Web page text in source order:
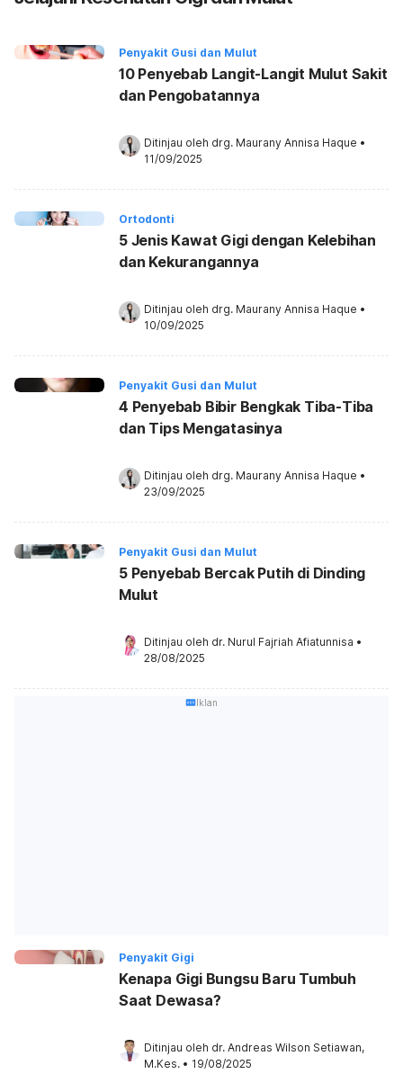
Penyakit Gusi dan Mulut
10 Penyebab Langit-Langit Mulut Sakit
dan Pengobatannya
Ditinjau oleh drg. Maurany Annisa Haque •
11/09/2025
Ortodonti
5 Jenis Kawat Gigi dengan Kelebihan
dan Kekurangannya
Ditinjau oleh drg. Maurany Annisa Haque •
10/09/2025
Penyakit Gusi dan Mulut
4 Penyebab Bibir Bengkak Tiba-Tiba
dan Tips Mengatasinya
Ditinjau oleh drg. Maurany Annisa Haque •
23/09/2025
Penyakit Gusi dan Mulut
5 Penyebab Bercak Putih di Dinding
Mulut
Ditinjau oleh dr. Nurul Fajriah Afiatunnisa •
28/08/2025
Iklan
Penyakit Gigi
Kenapa Gigi Bungsu Baru Tumbuh
Saat Dewasa?
Ditinjau oleh dr. Andreas Wilson Setiawan,
M.Kes. • 19/08/2025